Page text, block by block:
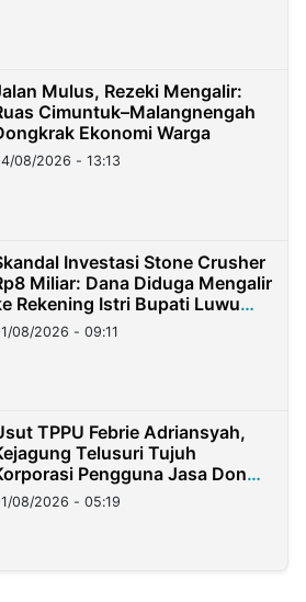
Mulus, Rezeki Mengalir:
Cimuntuk–Malangnengah
Ekonomi Warga
08/2026 - 13:13
Investasi Stone Crusher
Miliar: Dana Diduga Mengalir
Rekening Istri Bupati Luwu
08/2026 - 09:11
TPPU Febrie Adriansyah,
Telusuri Tujuh
Pengguna Jasa Don
08/2026 - 05:19